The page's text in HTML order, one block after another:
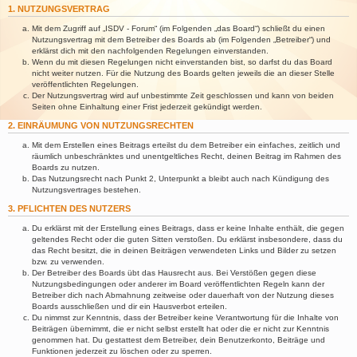
1. NUTZUNGSVERTRAG
Mit dem Zugriff auf „ISDV - Forum“ (im Folgenden „das Board“) schließt du einen
Nutzungsvertrag mit dem Betreiber des Boards ab (im Folgenden „Betreiber“) und
erklärst dich mit den nachfolgenden Regelungen einverstanden.
Wenn du mit diesen Regelungen nicht einverstanden bist, so darfst du das Board
nicht weiter nutzen. Für die Nutzung des Boards gelten jeweils die an dieser Stelle
veröffentlichten Regelungen.
Der Nutzungsvertrag wird auf unbestimmte Zeit geschlossen und kann von beiden
Seiten ohne Einhaltung einer Frist jederzeit gekündigt werden.
2. EINRÄUMUNG VON NUTZUNGSRECHTEN
Mit dem Erstellen eines Beitrags erteilst du dem Betreiber ein einfaches, zeitlich und
räumlich unbeschränktes und unentgeltliches Recht, deinen Beitrag im Rahmen des
Boards zu nutzen.
Das Nutzungsrecht nach Punkt 2, Unterpunkt a bleibt auch nach Kündigung des
Nutzungsvertrages bestehen.
3. PFLICHTEN DES NUTZERS
Du erklärst mit der Erstellung eines Beitrags, dass er keine Inhalte enthält, die gegen
geltendes Recht oder die guten Sitten verstoßen. Du erklärst insbesondere, dass du
das Recht besitzt, die in deinen Beiträgen verwendeten Links und Bilder zu setzen
bzw. zu verwenden.
Der Betreiber des Boards übt das Hausrecht aus. Bei Verstößen gegen diese
Nutzungsbedingungen oder anderer im Board veröffentlichten Regeln kann der
Betreiber dich nach Abmahnung zeitweise oder dauerhaft von der Nutzung dieses
Boards ausschließen und dir ein Hausverbot erteilen.
Du nimmst zur Kenntnis, dass der Betreiber keine Verantwortung für die Inhalte von
Beiträgen übernimmt, die er nicht selbst erstellt hat oder die er nicht zur Kenntnis
genommen hat. Du gestattest dem Betreiber, dein Benutzerkonto, Beiträge und
Funktionen jederzeit zu löschen oder zu sperren.